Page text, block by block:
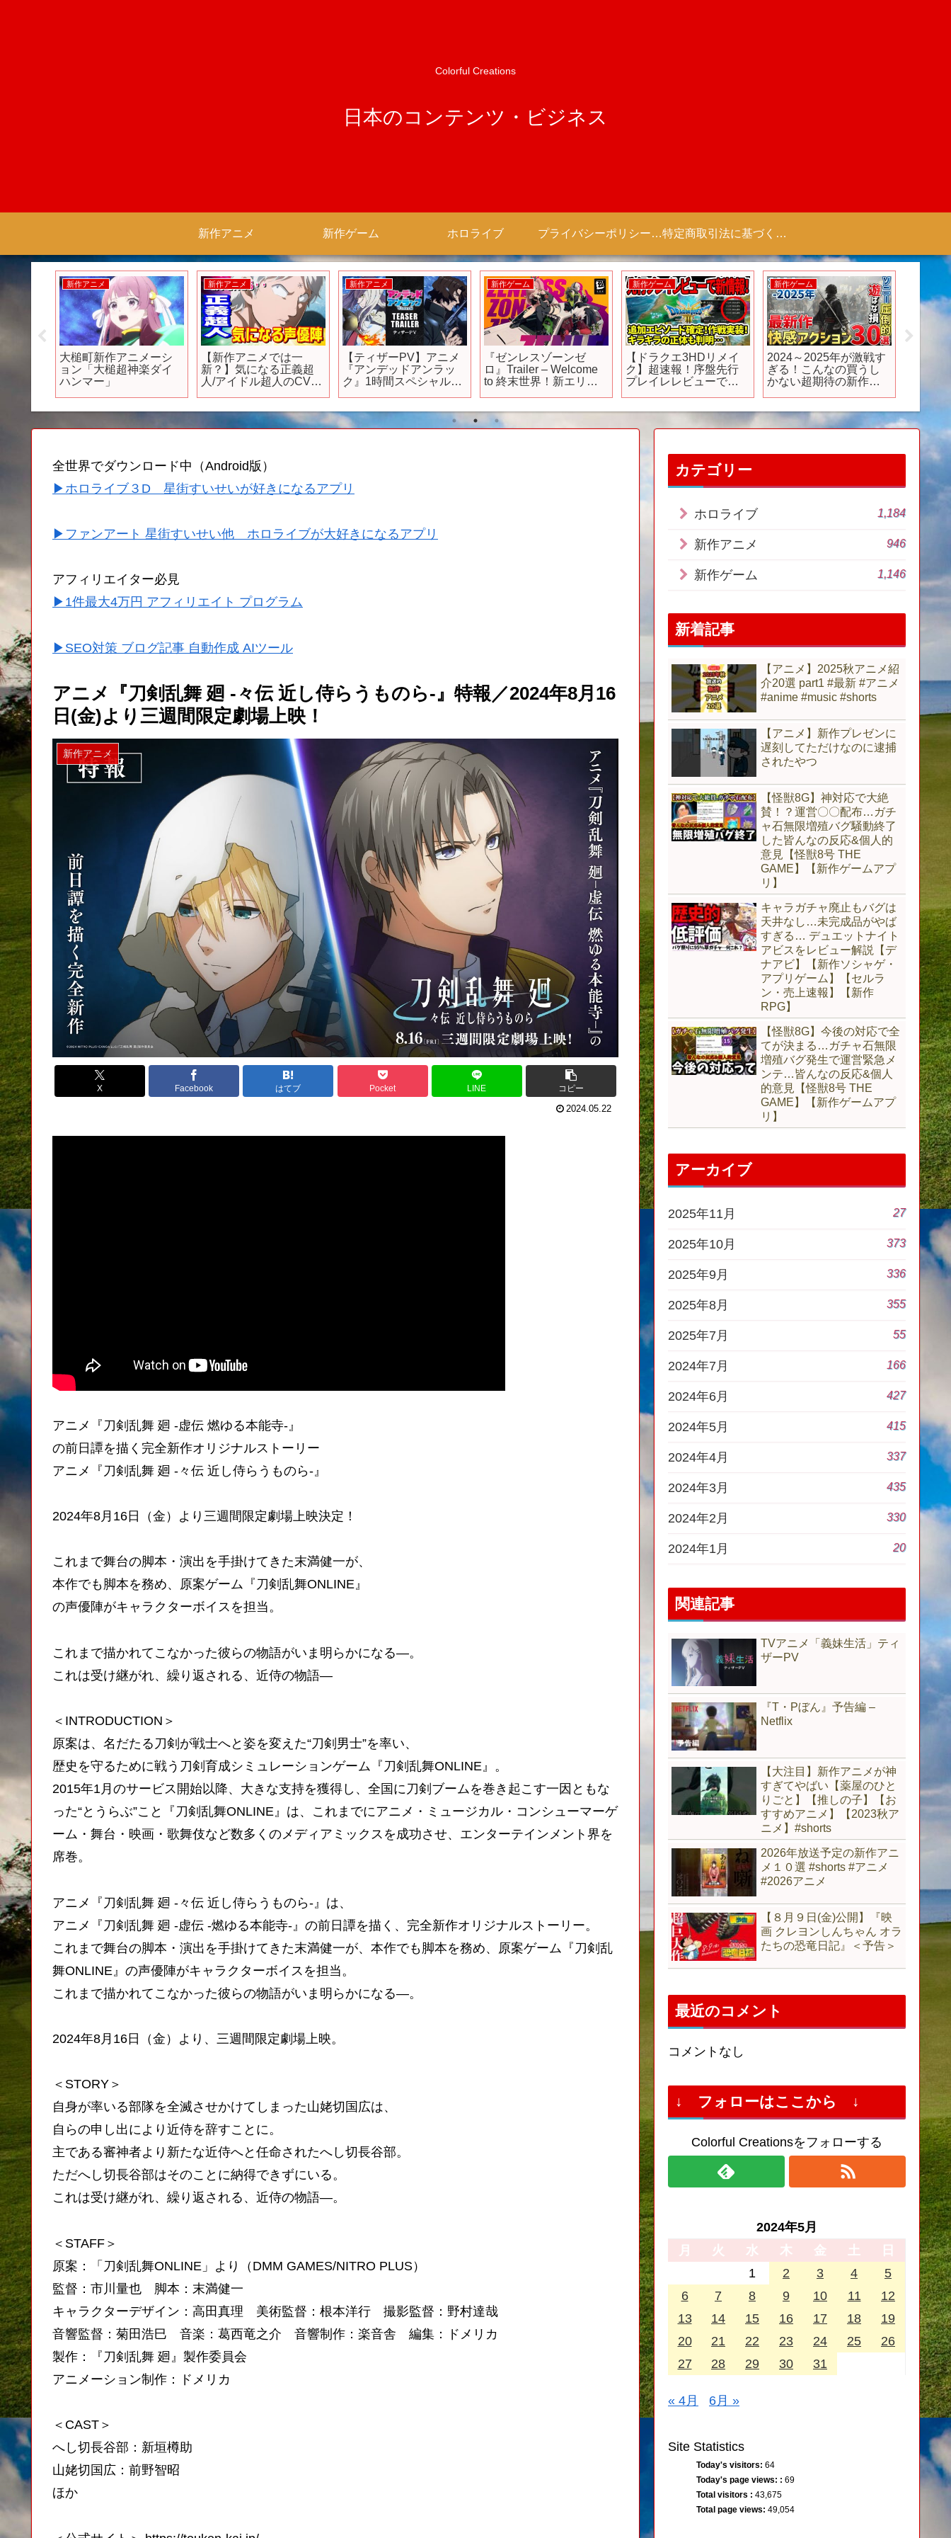
Colorful Creations
日本のコンテンツ・ビジネス
新作アニメ 新作ゲーム ホロライブ プライバシーポリシー 【Colorful Creation】 特定商取引法に基づく表記（商取引に関する開示）
新作アニメ
大槌町新作アニメーシ
ョン「大槌超神楽ダイ
ハンマー」
新作アニメ
【新作アニメでは一
新？】気になる正義超
人/アイドル超人のCVを
#1070】
新作アニメ
【ティザーPV】アニメ
『アンデッドアンラッ
ク』1時間スペシャル
新作ゲーム
『ゼンレスゾーンゼ
ロ』Trailer – Welcome
to 終末世界！新エリー
新作ゲーム
【ドラクエ3HDリメイ
ク】超速報！序盤先行
プレイレレビューで新
キラの正体も判明【新
型Switch2】
新作ゲーム
2024～2025年が激戦す
ぎる！こんなの買うし
かない超期待の新作ア
まして
全世界でダウンロード中（Android版）
▶ホロライブ３D 星街すいせいが好きになるアプリ
▶ファンアート 星街すいせい他 ホロライブが大好きになるアプリ
アフィリエイター必見
▶1件最大4万円 アフィリエイト プログラム
▶SEO対策 ブログ記事 自動作成 AIツール
アニメ『刀剣乱舞 廻 -々伝 近し侍らうものら-』特報／2024年8月16
日(金)より三週間限定劇場上映！
新作アニメ
X Facebook はてブ Pocket LINE コピー
2024.05.22
アニメ『刀剣乱舞 廻 -虚伝 燃ゆる本能寺-』
の前日譚を描く完全新作オリジナルストーリー
アニメ『刀剣乱舞 廻 -々伝 近し侍らうものら-』
2024年8月16日（金）より三週間限定劇場上映決定！
これまで舞台の脚本・演出を手掛けてきた末満健一が、
本作でも脚本を務め、原案ゲーム『刀剣乱舞ONLINE』
の声優陣がキャラクターボイスを担当。
これまで描かれてこなかった彼らの物語がいま明らかになる―。
これは受け継がれ、繰り返される、近侍の物語―
＜INTRODUCTION＞
原案は、名だたる刀剣が戦士へと姿を変えた“刀剣男士”を率い、
歴史を守るために戦う刀剣育成シミュレーションゲーム『刀剣乱舞ONLINE』。
2015年1月のサービス開始以降、大きな支持を獲得し、全国に刀剣ブームを巻き起こす一因ともな
った“とうらぶ”こと『刀剣乱舞ONLINE』は、これまでにアニメ・ミュージカル・コンシューマーゲ
ーム・舞台・映画・歌舞伎など数多くのメディアミックスを成功させ、エンターテインメント界を
席巻。
アニメ『刀剣乱舞 廻 -々伝 近し侍らうものら-』は、
アニメ『刀剣乱舞 廻 -虚伝 -燃ゆる本能寺-』の前日譚を描く、完全新作オリジナルストーリー。
これまで舞台の脚本・演出を手掛けてきた末満健一が、本作でも脚本を務め、原案ゲーム『刀剣乱
舞ONLINE』の声優陣がキャラクターボイスを担当。
これまで描かれてこなかった彼らの物語がいま明らかになる―。
2024年8月16日（金）より、三週間限定劇場上映。
＜STORY＞
自身が率いる部隊を全滅させかけてしまった山姥切国広は、
自らの申し出により近侍を辞すことに。
主である審神者より新たな近侍へと任命されたへし切長谷部。
ただへし切長谷部はそのことに納得できずにいる。
これは受け継がれ、繰り返される、近侍の物語―。
＜STAFF＞
原案：「刀剣乱舞ONLINE」より（DMM GAMES/NITRO PLUS）
監督：市川量也 脚本：末満健一
キャラクターデザイン：高田真理 美術監督：根本洋行 撮影監督：野村達哉
音響監督：菊田浩巳 音楽：葛西竜之介 音響制作：楽音舎 編集：ドメリカ
製作：『刀剣乱舞 廻』製作委員会
アニメーション制作：ドメリカ
＜CAST＞
へし切長谷部：新垣樽助
山姥切国広：前野智昭
ほか
カテゴリー
ホロライブ 1,184
新作アニメ 946
新作ゲーム 1,146
新着記事
【アニメ】2025秋アニメ紹
介20選 part1 #最新 #アニメ
#anime #music #shorts
【アニメ】新作プレゼンに
遅刻してただけなのに逮捕
されたやつ
【怪獣8G】神対応で大絶
賛！？運営〇〇配布…ガチ
ャ石無限増殖バグ騒動終了
した皆んなの反応&個人的
意見【怪獣8号 THE
GAME】【新作ゲームアプ
リ】
キャラガチャ廃止もバグは
天井なし…未完成品がやば
すぎる… デュエットナイト
アビスをレビュー解説【デ
ナアビ】【新作ソシャゲ・
アプリゲーム】【セルラ
ン・売上速報】【新作
RPG】
【怪獣8G】今後の対応で全
てが決まる…ガチャ石無限
増殖バグ発生で運営緊急メ
ンテ…皆んなの反応&個人
的意見【怪獣8号 THE
GAME】【新作ゲームアプ
リ】
アーカイブ
2025年11月 27
2025年10月 373
2025年9月 336
2025年8月 355
2025年7月 55
2024年7月 166
2024年6月 427
2024年5月 415
2024年4月 337
2024年3月 435
2024年2月 330
2024年1月 20
関連記事
TVアニメ「義妹生活」ティ
ザーPV
『T・Pぼん』予告編 –
Netflix
【大注目】新作アニメが神
すぎてやばい【薬屋のひと
りごと】【推しの子】【お
すすめアニメ】【2023秋ア
ニメ】#shorts
2026年放送予定の新作アニ
メ１０選 #shorts #アニメ
#2026アニメ
【８月９日(金)公開】『映
画 クレヨンしんちゃん オラ
たちの恐竜日記』＜予告＞
最近のコメント
コメントなし
↓ フォローはここから ↓
Colorful Creationsをフォローする
2024年5月
月
火 水 木 金 土
日
1
2 3 4
5
6
7 8 9 10 11
12
13
14 15 16 17 18
19
20
21 22 23 24 25
26
27
28 29 30 31
« 4月 6月 »
Site Statistics
Today's visitors: 64
Today's page views: : 69
Total visitors : 43,675
Total page views: 49,054